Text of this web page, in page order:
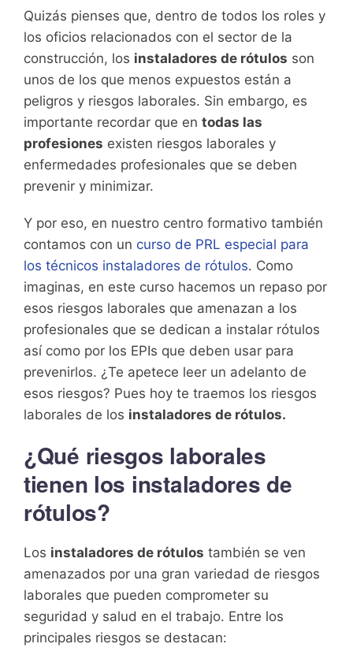
Quizás pienses que, dentro de todos los roles y
los oficios relacionados con el sector de la
construcción, los instaladores de rótulos son
unos de los que menos expuestos están a
peligros y riesgos laborales. Sin embargo, es
importante recordar que en todas las
profesiones existen riesgos laborales y
enfermedades profesionales que se deben
prevenir y minimizar.
Y por eso, en nuestro centro formativo también
contamos con un curso de PRL especial para
los técnicos instaladores de rótulos. Como
imaginas, en este curso hacemos un repaso por
esos riesgos laborales que amenazan a los
profesionales que se dedican a instalar rótulos
así como por los EPIs que deben usar para
prevenirlos. ¿Te apetece leer un adelanto de
esos riesgos? Pues hoy te traemos los riesgos
laborales de los instaladores de rótulos.
¿Qué riesgos laborales
tienen los instaladores de
rótulos?
Los instaladores de rótulos también se ven
amenazados por una gran variedad de riesgos
laborales que pueden comprometer su
seguridad y salud en el trabajo. Entre los
principales riesgos se destacan: